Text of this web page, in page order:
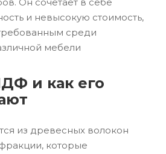
и невысокую стоимость,
среди
мебели
и как его
из древесных волокон
которые